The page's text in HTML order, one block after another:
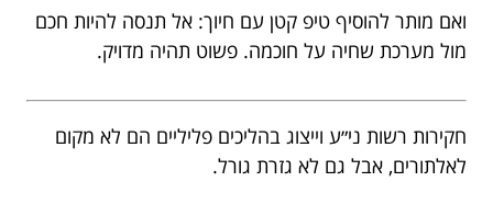
ואם מותר להוסיף טיפ קטן עם חיוך: אל תנסה להיות חכם
מול מערכת שחיה על חוכמה. פשוט תהיה מדויק.
חקירות רשות ני״ע וייצוג בהליכים פליליים הם לא מקום
לאלתורים, אבל גם לא גזרת גורל.